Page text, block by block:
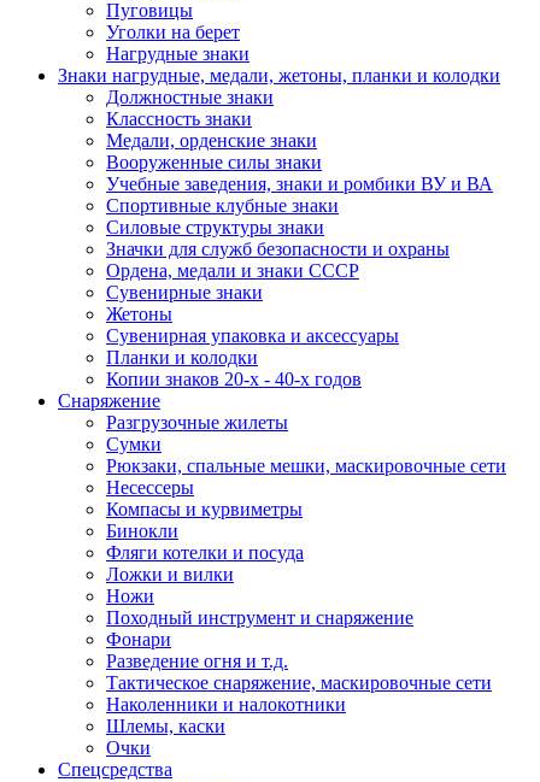
Пуговицы
Уголки на берет
Нагрудные знаки
Знаки нагрудные, медали, жетоны, планки и колодки
Должностные знаки
Классность знаки
Медали, орденские знаки
Вооруженные силы знаки
Учебные заведения, знаки и ромбики ВУ и ВА
Спортивные клубные знаки
Силовые структуры знаки
Значки для служб безопасности и охраны
Ордена, медали и знаки СССР
Сувенирные знаки
Жетоны
Сувенирная упаковка и аксессуары
Планки и колодки
Копии знаков 20-х - 40-х годов
Снаряжение
Разгрузочные жилеты
Сумки
Рюкзаки, спальные мешки, маскировочные сети
Несессеры
Компасы и курвиметры
Бинокли
Фляги котелки и посуда
Ложки и вилки
Ножи
Походный инструмент и снаряжение
Фонари
Разведение огня и т.д.
Тактическое снаряжение, маскировочные сети
Наколенники и налокотники
Шлемы, каски
Очки
Спецсредства